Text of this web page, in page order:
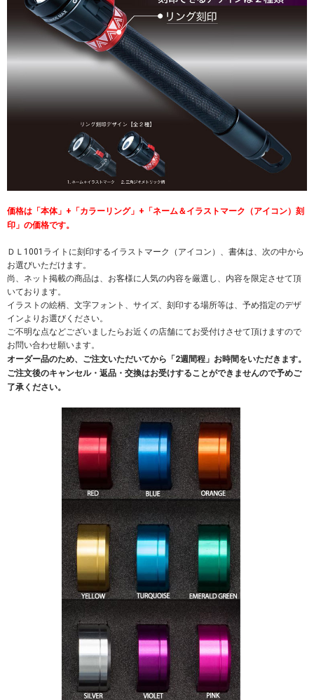
価格は「本体」+「カラーリング」+「ネーム＆イラストマーク（アイコン）刻
印」の価格です。
ＤＬ1001ライトに刻印するイラストマーク（アイコン）、書体は、次の中から
お選びいただけます。
尚、ネット掲載の商品は、お客様に人気の内容を厳選し、内容を限定させて頂
いております。
イラストの絵柄、文字フォント、サイズ、刻印する場所等は、予め指定のデザ
インよりお選びください。
ご不明な点などございましたらお近くの店舗にてお受付けさせて頂けますので
お問い合わせ願います。
オーダー品のため、ご注文いただいてから「2週間程」お時間をいただきます。
ご注文後のキャンセル・返品・交換はお受けすることができませんので予めご
了承ください。